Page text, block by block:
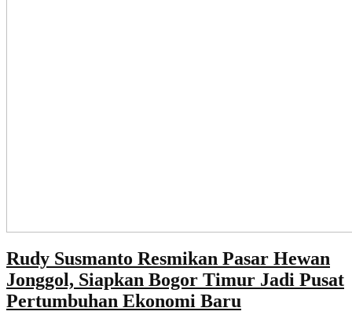
Rudy Susmanto Resmikan Pasar Hewan
Jonggol, Siapkan Bogor Timur Jadi Pusat
Pertumbuhan Ekonomi Baru